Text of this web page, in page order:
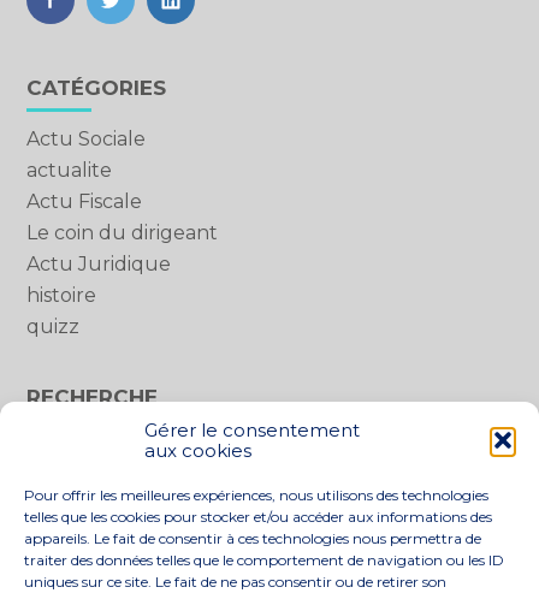
Gérer le consentement
aux cookies
Pour offrir les meilleures expériences, nous utilisons des technologies
telles que les cookies pour stocker et/ou accéder aux informations des
appareils. Le fait de consentir à ces technologies nous permettra de
traiter des données telles que le comportement de navigation ou les ID
uniques sur ce site. Le fait de ne pas consentir ou de retirer son
FaceBook
TwitterLinkedIn
Blog
sidebar
CATÉGORIES
Actu Sociale
actualite
Actu Fiscale
Le coin du dirigeant
Actu Juridique
histoire
quizz
RECHERCHE
Rechercher :